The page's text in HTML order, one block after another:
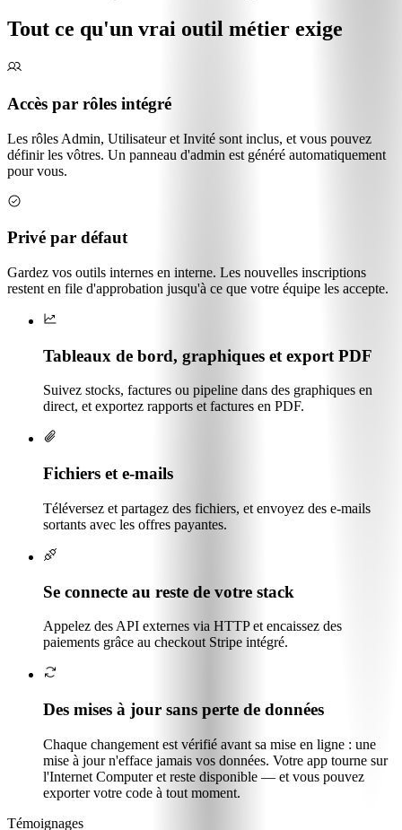
Tout ce qu'un vrai outil métier exige
Accès par rôles intégré
Les rôles Admin, Utilisateur et Invité sont inclus, et vous pouvez
définir les vôtres. Un panneau d'admin est généré automatiquement
pour vous.
Privé par défaut
Gardez vos outils internes en interne. Les nouvelles inscriptions
restent en file d'approbation jusqu'à ce que votre équipe les accepte.
Tableaux de bord, graphiques et export PDF
Suivez stocks, factures ou pipeline dans des graphiques en
direct, et exportez rapports et factures en PDF.
Fichiers et e-mails
Téléversez et partagez des fichiers, et envoyez des e-mails
sortants avec les offres payantes.
Se connecte au reste de votre stack
Appelez des API externes via HTTP et encaissez des
paiements grâce au checkout Stripe intégré.
Des mises à jour sans perte de données
Chaque changement est vérifié avant sa mise en ligne : une
mise à jour n'efface jamais vos données. Votre app tourne sur
l'Internet Computer et reste disponible — et vous pouvez
exporter votre code à tout moment.
Témoignages